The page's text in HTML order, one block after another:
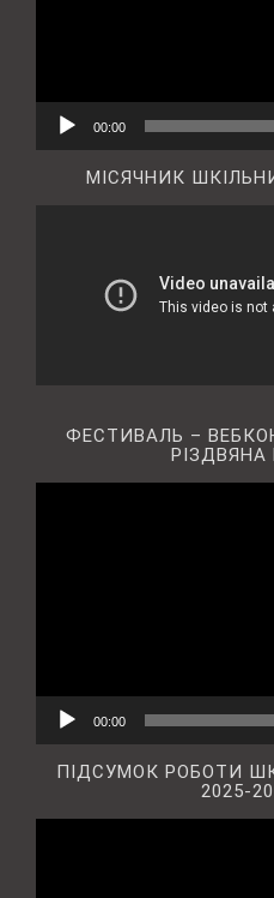
00:00
МІСЯЧНИК
ФЕСТИВАЛЬ –
РІЗДВЯНА
00:00
ПІДСУМОК РОБОТИ
2025-